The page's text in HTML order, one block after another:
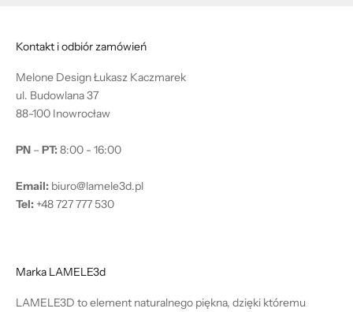
Kontakt i odbiór zamówień
Melone Design Łukasz Kaczmarek
ul. Budowlana 37
88-100 Inowrocław
PN – PT:8:00 - 16:00
Email: biuro@lamele3d.pl
Tel: +48 727 777 530
Marka LAMELE3d
LAMELE3D to element naturalnego piękna, dzięki któremu